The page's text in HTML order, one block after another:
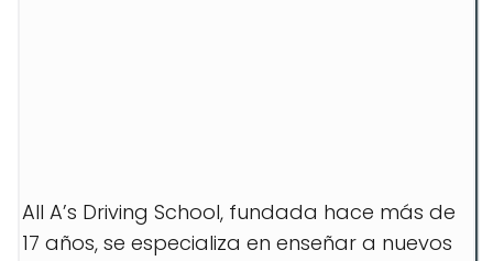
All A’s Driving School, fundada hace más de
17 años, se especializa en enseñar a nuevos